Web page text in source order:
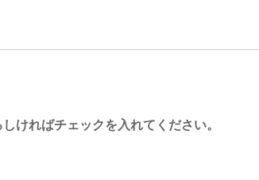
ければチェックを入れてください。